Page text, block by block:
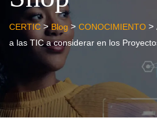
CERTIC >Blog > CONOCIMIENTO >
a las TIC a considerar en los